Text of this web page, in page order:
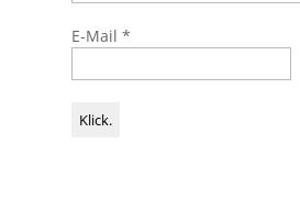
E-Mail *